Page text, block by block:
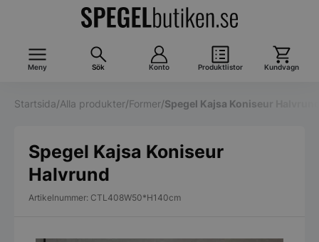
Meny Sök Konto Produktlistor Kundvagn
Startsida/Alla produkter/Former/Spegel Kajsa Koniseur
Spegel Kajsa Koniseur
Halvrund
Artikelnummer: CTL408W50*H140cm